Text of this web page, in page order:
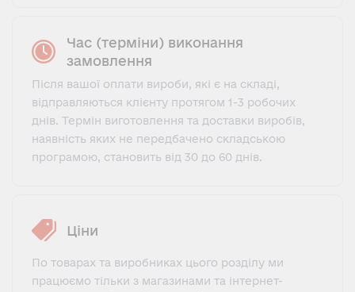
Час (терміни) виконання
замовлення
Після вашої оплати вироби, які є на складі,
відправляються клієнту протягом 1-3 робочих
днів. Термін виготовлення та доставки виробів,
наявність яких не передбачено складською
програмою, становить від 30 до 60 днів.
Ціни
По товарах та виробниках цього розділу ми
працюємо тільки з магазинами та інтернет-